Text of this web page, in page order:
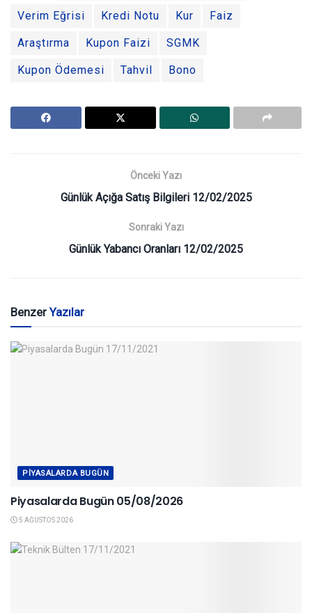
Verim Eğrisi Kredi Notu Kur Faiz
Araştırma Kupon Faizi SGMK
Kupon Ödemesi Tahvil Bono
Önceki Yazı
Günlük Açığa Satış Bilgileri 12/02/2025
Sonraki Yazı
Günlük Yabancı Oranları 12/02/2025
BenzerYazılar
PIYASALARDA BUGÜN
Piyasalarda Bugün 05/08/2026
5 AĞUSTOS 2026